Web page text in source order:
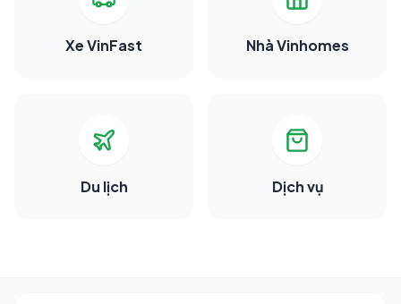
Xe VinFast Nhà Vinhomes
Du lịch Dịch vụ